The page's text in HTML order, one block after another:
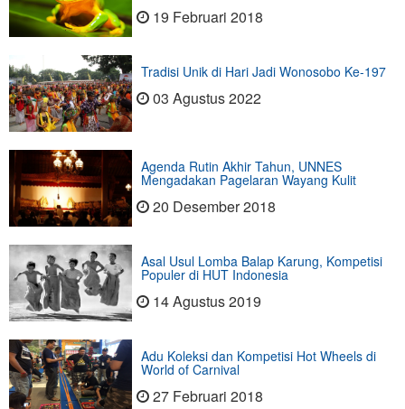
19 Februari 2018
Tradisi Unik di Hari Jadi Wonosobo Ke-197
03 Agustus 2022
Agenda Rutin Akhir Tahun, UNNES
Mengadakan Pagelaran Wayang Kulit
20 Desember 2018
Asal Usul Lomba Balap Karung, Kompetisi
Populer di HUT Indonesia
14 Agustus 2019
Adu Koleksi dan Kompetisi Hot Wheels di
World of Carnival
27 Februari 2018